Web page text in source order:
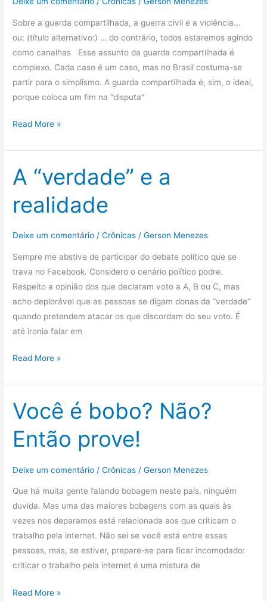
o
terrorismo…
Sobre a guarda compartilhada, a guerra civil e a violência…
ou: (título alternativo:) … do contrário, todos estaremos agindo
como canalhas Esse assunto da guarda compartilhada é
complexo. Cada caso é um caso, mas no Brasil costuma-se
partir para o simplismo. A guarda compartilhada é, sim, o ideal,
porque coloca um fim na “disputa”
Guarda
e
outros
temas
Read More »
A “verdade” e a
realidade
Deixe um comentário /Crônicas /Gerson Menezes
Sempre me abstive de participar do debate político que se
trava no Facebook. Considero o cenário político podre.
Respeito a opinião dos que declaram voto a A, B ou C, mas
acho deplorável que as pessoas se digam donas da “verdade”
quando pretendem atacar os que discordam do seu voto. É
até ironia falar em
A
e
a
realidade
Read More »
Você é bobo? Não?
Então prove!
Deixe um comentário /Crônicas /Gerson Menezes
Que há muita gente falando bobagem neste país, ninguém
duvida. Mas uma das maiores bobagens com as quais às
vezes nos deparamos está relacionada aos que criticam o
trabalho pela internet. Não sei se você está entre essas
pessoas, mas, se estiver, prepare-se para ficar incomodado:
criticar o trabalho pela internet é uma mistura de
Você
Read More »